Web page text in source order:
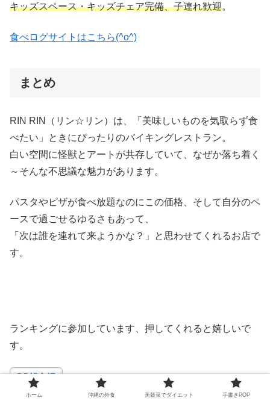
キッズスペース・キッズチェア完備、子連れ歓迎。
食べログサイトはこちら(^o^)
まとめ
RIN RIN（リン☆リン）は、「美味しいものを気取らず食
べたい」ときにぴったりのバイキングレストラン。
白い空間に怪獣とアートが共存していて、なぜか落ち着く
～そんな不思議な魅力があります。
パスタやピザが食べ放題なのにこの価格、そして自分のペ
ースで過ごせるゆるさもあって、
「次は誰を連れて来ようかな？」と思わせてくれるお店で
す。
ランキングに参加しています、押してくれると嬉しいで
す。
にほんブログ村
ホーム 沖縄の外食 美穀菜でダイエット 手書きPOP